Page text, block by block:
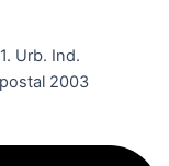
Urb. Ind.
2003